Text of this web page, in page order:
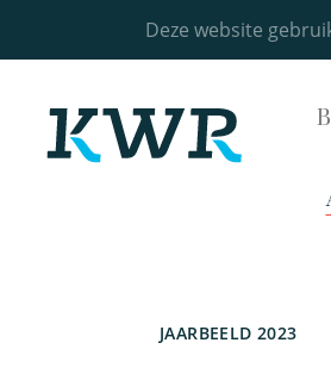
Deze website
JAARBEELD 2023